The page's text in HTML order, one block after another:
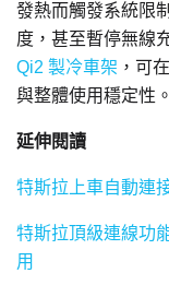
發熱而觸發系統限
度，甚至暫停無線
Qi2 製冷車架 ，可
與整體使用穩定性。
延伸閱讀
特斯拉上車自動連
特斯拉頂級連線功
用